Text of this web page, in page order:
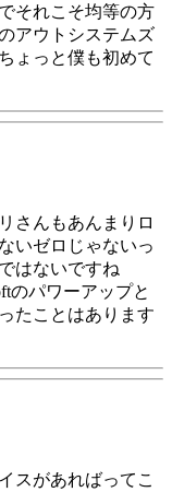
それこそ均等の方
アウトシステムズ
ょっと僕も初めて
さんもあんまりロ
いゼロじゃないっ
はないですね
のパワーアップと
たことはあります
スがあればってこ